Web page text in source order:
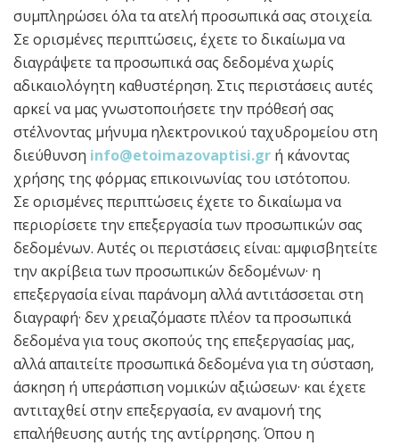
συμπληρώσει όλα τα ατελή προσωπικά σας στοιχεία.
Σε ορισμένες περιπτώσεις, έχετε το δικαίωμα να
διαγράψετε τα προσωπικά σας δεδομένα χωρίς
αδικαιολόγητη καθυστέρηση. Στις περιστάσεις αυτές
αρκεί να μας γνωστοποιήσετε την πρόθεσή σας
στέλνοντας μήνυμα ηλεκτρονικού ταχυδρομείου στη
διεύθυνση info@etoimazovaptisi.gr ή κάνοντας
χρήσης της φόρμας επικοινωνίας του ιστότοπου.
Σε ορισμένες περιπτώσεις έχετε το δικαίωμα να
περιορίσετε την επεξεργασία των προσωπικών σας
δεδομένων. Αυτές οι περιστάσεις είναι: αμφισβητείτε
την ακρίβεια των προσωπικών δεδομένων· η
επεξεργασία είναι παράνομη αλλά αντιτάσσεται στη
διαγραφή· δεν χρειαζόμαστε πλέον τα προσωπικά
δεδομένα για τους σκοπούς της επεξεργασίας μας,
αλλά απαιτείτε προσωπικά δεδομένα για τη σύσταση,
άσκηση ή υπεράσπιση νομικών αξιώσεων· και έχετε
αντιταχθεί στην επεξεργασία, εν αναμονή της
επαλήθευσης αυτής της αντίρρησης. Όπου η